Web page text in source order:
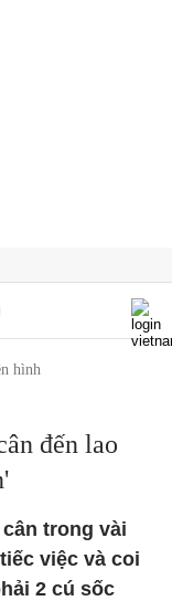
hình
đến lao
trong vài
việc và coi
2 cú sốc